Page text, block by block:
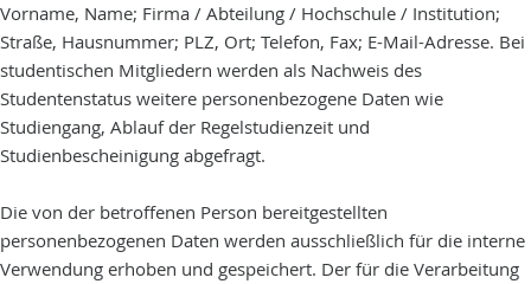
Vorname, Name; Firma / Abteilung / Hochschule / Institution;
Straße, Hausnummer; PLZ, Ort; Telefon, Fax; E-Mail-Adresse. Bei
studentischen Mitgliedern werden als Nachweis des
Studentenstatus weitere personenbezogene Daten wie
Studiengang, Ablauf der Regelstudienzeit und
Studienbescheinigung abgefragt.
Die von der betroffenen Person bereitgestellten
personenbezogenen Daten werden ausschließlich für die interne
Verwendung erhoben und gespeichert. Der für die Verarbeitung